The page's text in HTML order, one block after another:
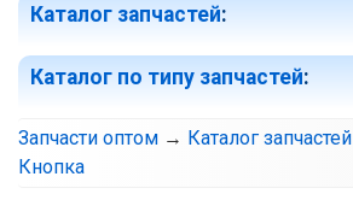
Каталог запчастей:
Каталог по типу запчастей:
Запчасти оптом → Каталог запчастей
Кнопка